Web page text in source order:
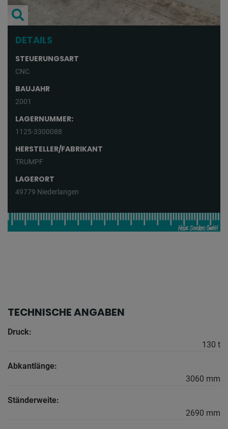
DETAILS
STEUERUNGSART
CNC
BAUJAHR
2001
LAGERNUMMER:
1125-3300088
HERSTELLER/FABRIKANT
TRUMPF
LAGERORT
49779 Niederlangen
TECHNISCHE ANGABEN
Druck:
130 t
Abkantlänge:
3060 mm
Ständerweite:
2690 mm